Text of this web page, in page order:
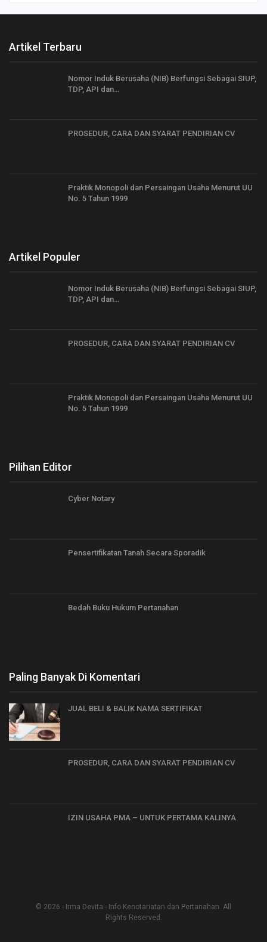
Artikel Terbaru
Nomor Induk Berusaha (NIB) Berfungsi Sebagai SIUP,
TDP, API dan…
PROSEDUR, CARA DAN SYARAT PENDIRIAN CV
Praktik Monopoli dan Persaingan Usaha Menurut UU
No. 5 Tahun 1999
Artikel Populer
Nomor Induk Berusaha (NIB) Berfungsi Sebagai SIUP,
TDP, API dan…
PROSEDUR, CARA DAN SYARAT PENDIRIAN CV
Praktik Monopoli dan Persaingan Usaha Menurut UU
No. 5 Tahun 1999
Pilihan Editor
Cyber Notary
Pensertifikatan Tanah Secara Sporadik
Bedah Buku Hukum Pertanahan
Paling Banyak Di Komentari
JUAL BELI & BALIK NAMA SERTIFIKAT
PROSEDUR, CARA DAN SYARAT PENDIRIAN CV
IZIN USAHA PMA – UNTUK PERTAMA KALINYA
© 2026 - Irma Devita - Info Kenotariatan dan Pertanahan. All
Rights Reserved.